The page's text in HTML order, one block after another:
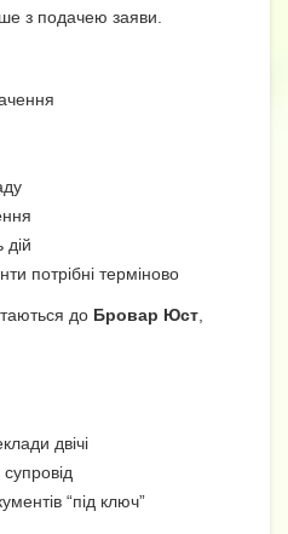
з подачею заяви.
дій
потрібні терміново
до Бровар Юст
двічі
“під ключ”